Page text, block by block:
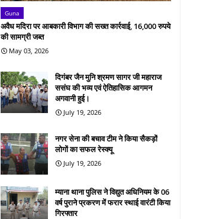
Guna
अवैध मदिरा पर आबकारी विभाग की सख्त कार्रवाई, 16,000 रुपये
की सामग्री जब्त
May 03, 2026
दिगंबर जैन मुनि श्रमण सागर जी महाराज
ससंघ की भव्य एवं ऐतिहासिक आगमन
अगवानी हुई।
July 19, 2026
नगर सेना की बचाव टीम ने किया सैकड़ों
लोगों का सफल रेस्क्यू
July 19, 2026
म्याना थाना पुलिस ने विद्युत अधिनियम के 06
वर्ष पुराने प्रकरण में फरार स्थाई वारंटी किया
गिरफ्तार